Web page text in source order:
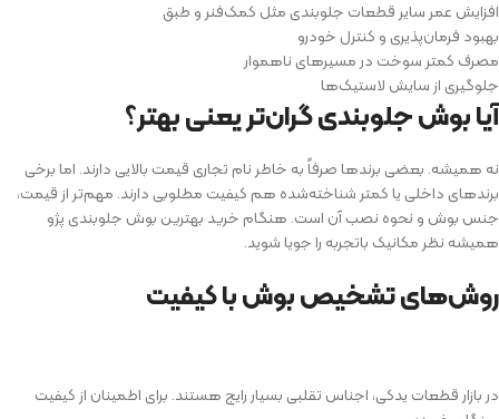
افزایش عمر سایر قطعات جلوبندی مثل کمک‌فنر و طبق
بهبود فرمان‌پذیری و کنترل خودرو
مصرف کمتر سوخت در مسیرهای ناهموار
جلوگیری از سایش لاستیک‌ها
آیا بوش جلوبندی گران‌تر یعنی بهتر؟
نه همیشه. بعضی برندها صرفاً به خاطر نام تجاری قیمت بالایی دارند. اما برخی
برندهای داخلی یا کمتر شناخته‌شده هم کیفیت مطلوبی دارند. مهم‌تر از قیمت،
جنس بوش و نحوه نصب آن است. هنگام خرید بهترین بوش جلوبندی پژو
همیشه نظر مکانیک باتجربه را جویا شوید.
روش‌های تشخیص بوش با کیفیت
در بازار قطعات یدکی، اجناس تقلبی بسیار رایج هستند. برای اطمینان از کیفیت